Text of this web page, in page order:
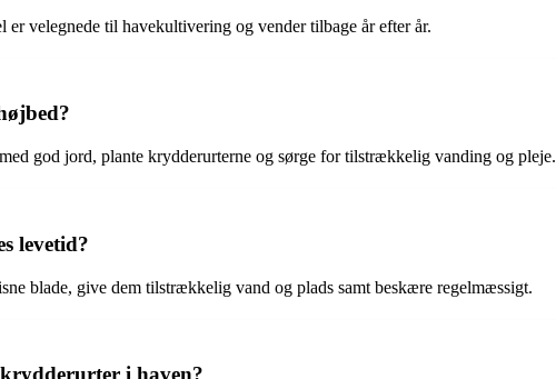
velegnede til havekultivering og vender tilbage år efter år.
god jord, plante krydderurterne og sørge for tilstrækkelig vanding og pleje.
levetid?
blade, give dem tilstrækkelig vand og plads samt beskære regelmæssigt.
i haven?